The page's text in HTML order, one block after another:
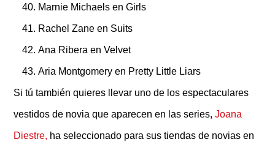
Marnie Michaels en Girls
Rachel Zane en Suits
Ana Ribera en Velvet
Aria Montgomery en Pretty Little Liars
Si tú también quieres llevar uno de los espectaculares
vestidos de novia que aparecen en las series, Joana
Diestre, ha seleccionado para sus tiendas de novias en